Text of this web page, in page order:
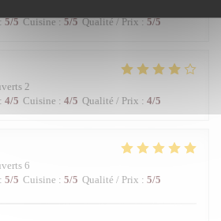
2
5/5 Cuisine: 5/5 Qualité / Prix: 5/5
2
: 4/5 Cuisine : 4/5 Qualité / Prix : 4/5
6
: 5/5 Cuisine : 5/5 Qualité / Prix : 5/5